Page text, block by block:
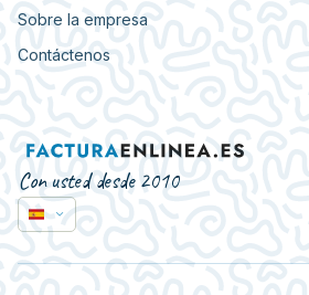
Sobre la empresa
Contáctenos
Con usted desde 2010